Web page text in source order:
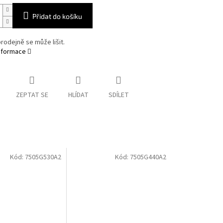
Přidat do košíku
se může lišit.
ZEPTAT SE HLÍDAT SDÍLET
Kód: 7505G530A2 Kód: 7505G440A2